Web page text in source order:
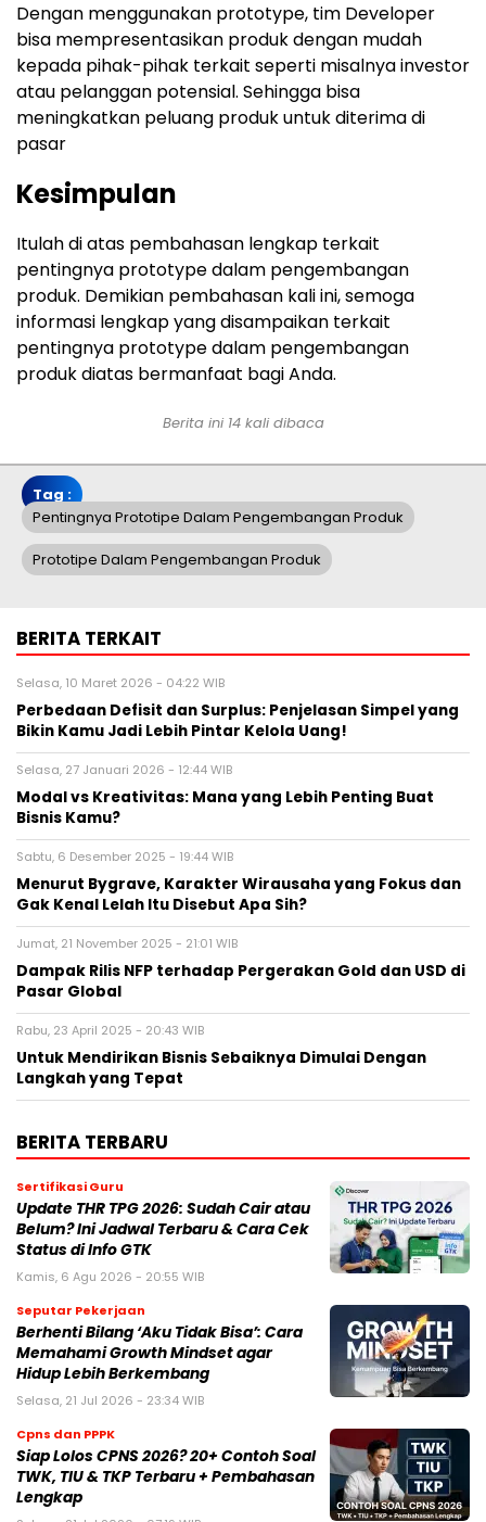
Dengan menggunakan prototype, tim Developer
bisa mempresentasikan produk dengan mudah
kepada pihak-pihak terkait seperti misalnya investor
atau pelanggan potensial. Sehingga bisa
meningkatkan peluang produk untuk diterima di
pasar
Kesimpulan
Itulah di atas pembahasan lengkap terkait
pentingnya prototype dalam pengembangan
produk. Demikian pembahasan kali ini, semoga
informasi lengkap yang disampaikan terkait
pentingnya prototype dalam pengembangan
produk diatas bermanfaat bagi Anda.
Berita ini 14 kali dibaca
Tag :
Pentingnya Prototipe Dalam Pengembangan Produk
Prototipe Dalam Pengembangan Produk
BERITA TERKAIT
Selasa, 10 Maret 2026 - 04:22 WIB
Perbedaan Defisit dan Surplus: Penjelasan Simpel yang
Bikin Kamu Jadi Lebih Pintar Kelola Uang!
Selasa, 27 Januari 2026 - 12:44 WIB
Modal vs Kreativitas: Mana yang Lebih Penting Buat
Bisnis Kamu?
Sabtu, 6 Desember 2025 - 19:44 WIB
Menurut Bygrave, Karakter Wirausaha yang Fokus dan
Gak Kenal Lelah Itu Disebut Apa Sih?
Jumat, 21 November 2025 - 21:01 WIB
Dampak Rilis NFP terhadap Pergerakan Gold dan USD di
Pasar Global
Rabu, 23 April 2025 - 20:43 WIB
Untuk Mendirikan Bisnis Sebaiknya Dimulai Dengan
Langkah yang Tepat
BERITA TERBARU
Sertifikasi Guru
Update THR TPG 2026: Sudah Cair atau
Belum? Ini Jadwal Terbaru & Cara Cek
Status di Info GTK
Kamis, 6 Agu 2026 - 20:55 WIB
Seputar Pekerjaan
Berhenti Bilang ‘Aku Tidak Bisa’: Cara
Memahami Growth Mindset agar
Hidup Lebih Berkembang
Selasa, 21 Jul 2026 - 23:34 WIB
Cpns dan PPPK
Siap Lolos CPNS 2026? 20+ Contoh Soal
TWK, TIU & TKP Terbaru + Pembahasan
Lengkap